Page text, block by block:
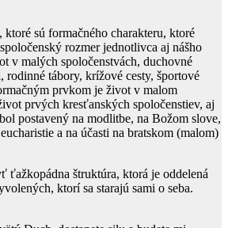
sú formačného charakteru, ktoré
rozmer jednotlivca aj nášho
v malých spoločenstvách, duchovné
tábory, krížové cesty, športové
prvkom je život v malom
prvých kresťanských spoločenstiev, aj
postavený na modlitbe, na Božom slove,
a na účasti na bratskom (malom)
ťažkopádna štruktúra, ktorá je oddelená
ktorí sa starajú sami o seba.